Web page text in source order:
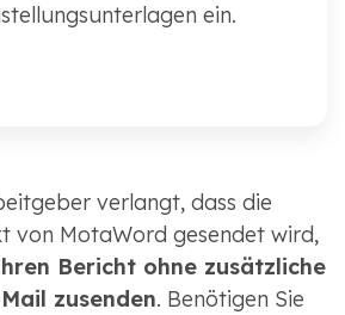
ein.
verlangt, dass die
von MotaWord gesendet wird,
Bericht ohne zusätzliche
zusenden. Benötigen Sie